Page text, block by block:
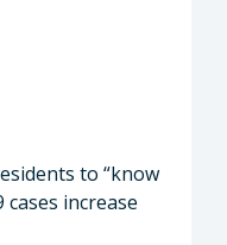
to “know
cases increase